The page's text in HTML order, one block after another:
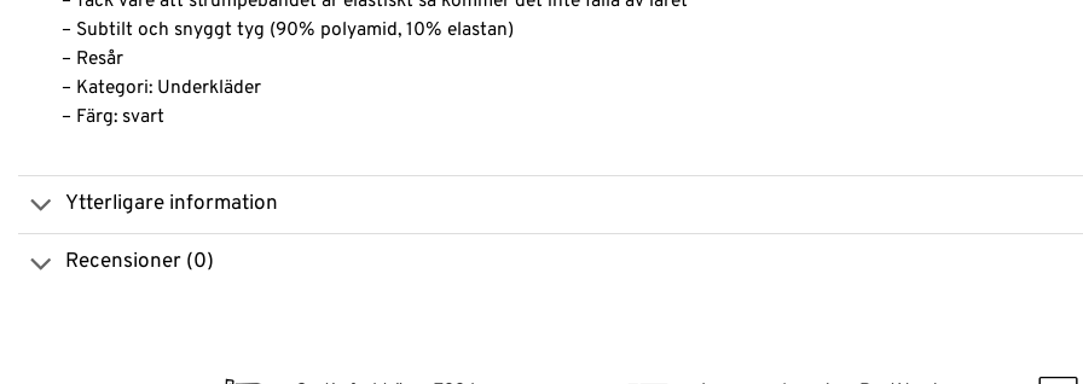
– Subtilt och snyggt tyg (90% polyamid, 10% elastan)
– Resår
– Kategori: Underkläder
– Färg: svart
Ytterligare information
Recensioner (0)